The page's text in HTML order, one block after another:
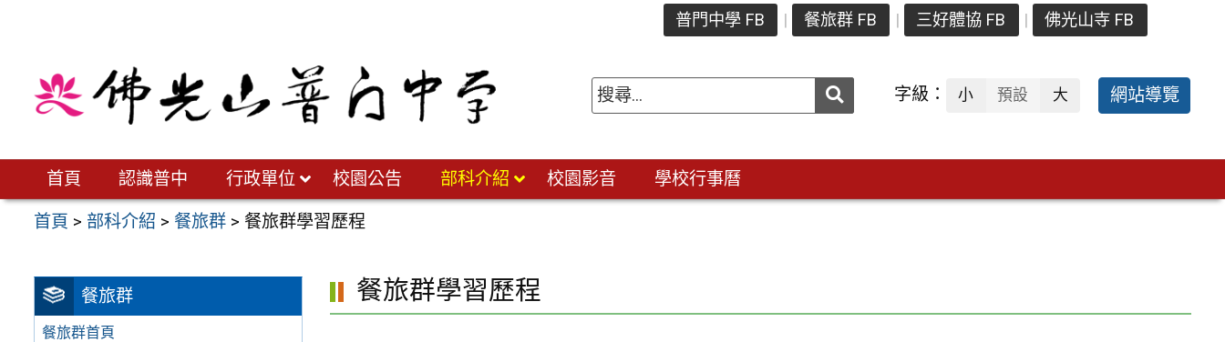
普門中學 FB 餐旅群 FB 三好體協 FB 佛光山寺 FB
送出 字級： 小 預設 大 網站導覽
首頁 認識普中 行政單位 校園公告 部科介紹 校園影音 學校行事曆
首頁 > 部科介紹 > 餐旅群 > 餐旅群學習歷程
餐旅群
餐旅群首頁
餐旅群學習歷程